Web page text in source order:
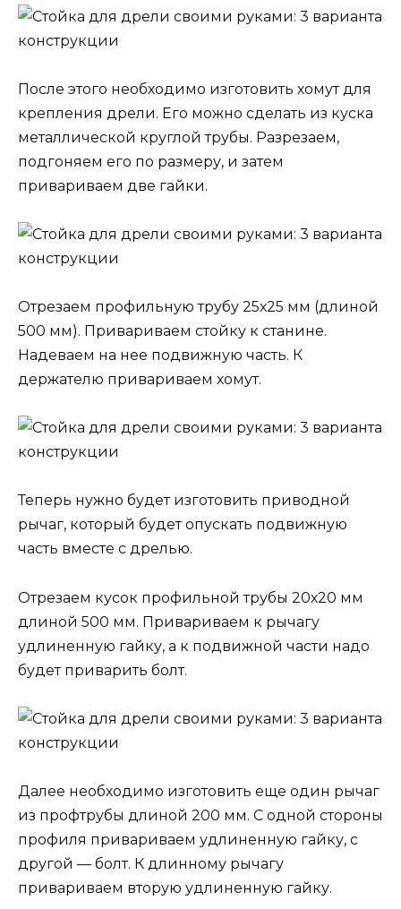
После этого необходимо изготовить хомут для
крепления дрели. Его можно сделать из куска
металлической круглой трубы. Разрезаем,
подгоняем его по размеру, и затем
привариваем две гайки.
Отрезаем профильную трубу 25х25 мм (длиной
500 мм). Привариваем стойку к станине.
Надеваем на нее подвижную часть. К
держателю привариваем хомут.
Теперь нужно будет изготовить приводной
рычаг, который будет опускать подвижную
часть вместе с дрелью.
Отрезаем кусок профильной трубы 20х20 мм
длиной 500 мм. Привариваем к рычагу
удлиненную гайку, а к подвижной части надо
будет приварить болт.
Далее необходимо изготовить еще один рычаг
из профтрубы длиной 200 мм. С одной стороны
профиля привариваем удлиненную гайку, с
другой — болт. К длинному рычагу
привариваем вторую удлиненную гайку.